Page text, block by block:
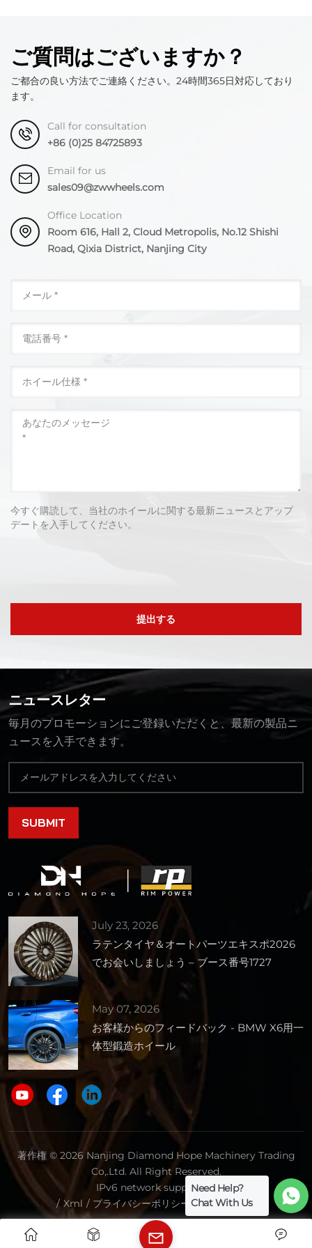
ご質問はございますか？
ご都合の良い方法でご連絡ください。24時間365日対応しており
ます。
Call for consultation
+86 (0)25 84725893
Email for us
sales09@zwwheels.com
Office Location
Room 616, Hall 2, Cloud Metropolis, No.12 Shishi
Road, Qixia District, Nanjing City
今すぐ購読して、当社のホイールに関する最新ニュースとアップ
デートを入手してください。
提出する
ニュースレター
毎月のプロモーションにご登録いただくと、最新の製品ニ
ュースを入手できます。
July 23, 2026
ラテンタイヤ＆オートパーツエキスポ2026
でお会いしましょう – ブース番号1727
May 07, 2026
お客様からのフィードバック - BMW X6用一
体型鍛造ホイール
著作権 © 2026 Nanjing Diamond Hope Machinery Trading
Co,.Ltd. All Right Reserved.
IPv6 network supported.
/ Xml / プライバシーポリシー / サイトマップ
Need Help?
Chat With Us